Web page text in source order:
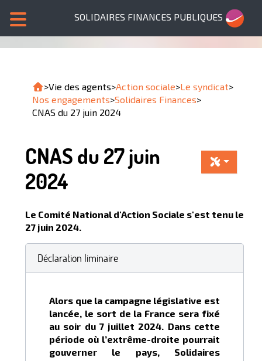
SOLIDAIRES FINANCES PUBLIQUES
>Vie des agents>Action sociale>Le syndicat>
Nos engagements>Solidaires Finances>
CNAS du 27 juin 2024
CNAS du 27 juin
2024
Le Comité National d'Action Sociale s'est tenu le
27 juin 2024.
Déclaration liminaire
Alors que la campagne législative est
lancée, le sort de la France sera fixé
au soir du 7 juillet 2024. Dans cette
période où l’extrême-droite pourrait
gouverner le pays, Solidaires